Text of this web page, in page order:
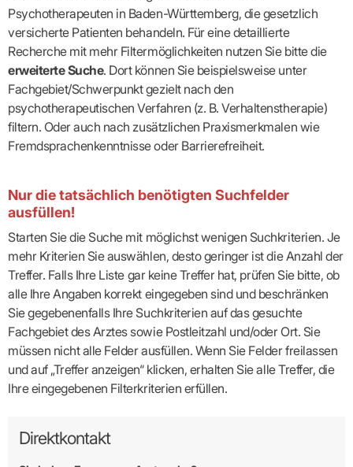
Psychotherapeuten in Baden-Württemberg, die gesetzlich
versicherte Patienten behandeln. Für eine detaillierte
Recherche mit mehr Filtermöglichkeiten nutzen Sie bitte die
erweiterte Suche. Dort können Sie beispielsweise unter
Fachgebiet/Schwerpunkt gezielt nach den
psychotherapeutischen Verfahren (z. B. Verhaltenstherapie)
filtern. Oder auch nach zusätzlichen Praxismerkmalen wie
Fremdsprachenkenntnisse oder Barrierefreiheit.
Nur die tatsächlich benötigten Suchfelder
ausfüllen!
Starten Sie die Suche mit möglichst wenigen Suchkriterien. Je
mehr Kriterien Sie auswählen, desto geringer ist die Anzahl der
Treffer. Falls Ihre Liste gar keine Treffer hat, prüfen Sie bitte, ob
alle Ihre Angaben korrekt eingegeben sind und beschränken
Sie gegebenenfalls Ihre Suchkriterien auf das gesuchte
Fachgebiet des Arztes sowie Postleitzahl und/oder Ort. Sie
müssen nicht alle Felder ausfüllen. Wenn Sie Felder freilassen
und auf „Treffer anzeigen“ klicken, erhalten Sie alle Treffer, die
Ihre eingegebenen Filterkriterien erfüllen.
Direktkontakt